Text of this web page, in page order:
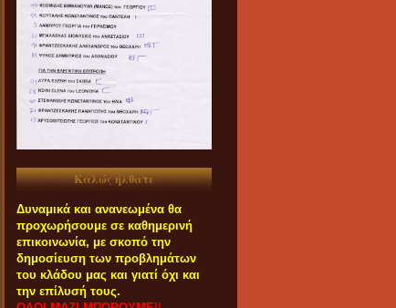
Καλώς ήλθατε
Δυναμικά και ανανεωμένα θα
προχωρήσουμε σε καθημερινή
επικοινωνία, με σκοπό την
δημοσίευση των προβλημάτων
του κλάδου μας και γιατί όχι και
την επίλυσή τους.